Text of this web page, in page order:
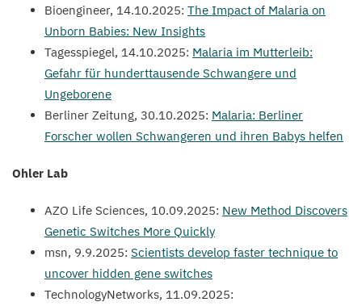
Bioengineer, 14.10.2025: The Impact of Malaria on
Unborn Babies: New Insights
Tagesspiegel, 14.10.2025: Malaria im Mutterleib:
Gefahr für hunderttausende Schwangere und
Ungeborene
Berliner Zeitung, 30.10.2025: Malaria: Berliner
Forscher wollen Schwangeren und ihren Babys helfen
Ohler Lab
AZO Life Sciences, 10.09.2025: New Method Discovers
Genetic Switches More Quickly
msn, 9.9.2025: Scientists develop faster technique to
uncover hidden gene switches
TechnologyNetworks, 11.09.2025: